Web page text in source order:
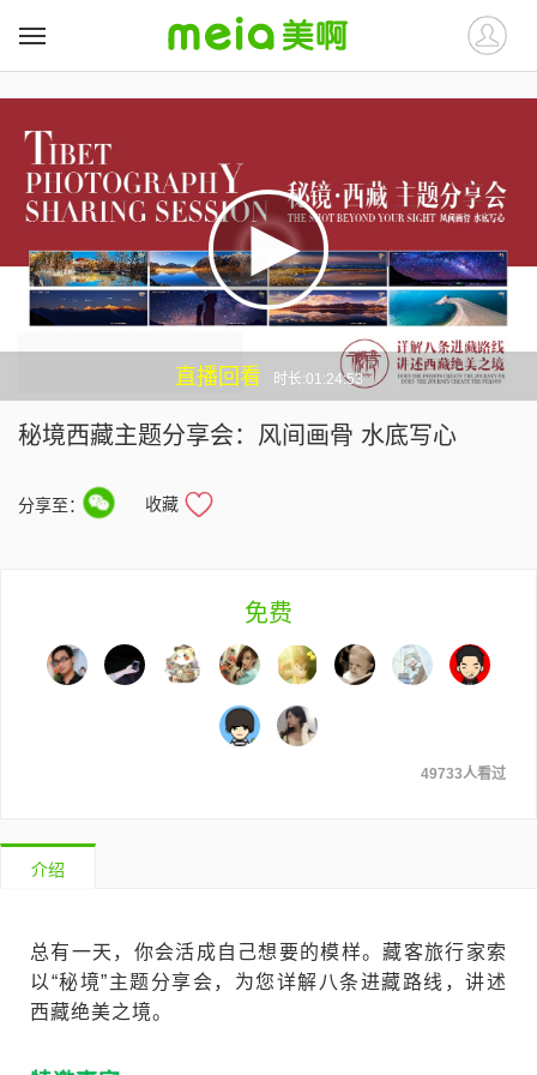
直播回看 时长:01:24:53
秘境西藏主题分享会：风间画骨 水底写心
分享至： 收藏
免费
49733人看过
介绍
总有一天，你会活成自己想要的模样。藏客旅行家索
以“秘境”主题分享会，为您详解八条进藏路线，讲述
西藏绝美之境。